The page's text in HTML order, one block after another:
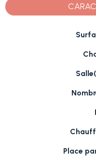
Place